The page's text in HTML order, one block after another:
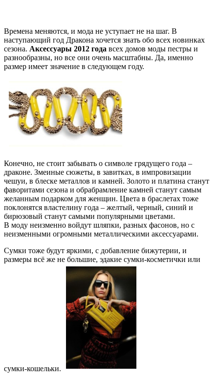
Времена меняются, и мода не уступает не на шаг. В
наступающий год Дракона хочется знать обо всех новинках
сезона. Аксессуары 2012 года всех домов моды пестры и
разнообразны, но все они очень масштабны. Да, именно
размер имеет значение в следующем году.
Конечно, не стоит забывать о символе грядущего года –
драконе. Змеиные сюжеты, в завитках, в импровизации
чешуи, в блеске металлов и камней. Золото и платина станут
фаворитами сезона и обрабрамление камней станут самым
желанным подарком для женщин. Цвета в браслетах тоже
поклонятся властелину года – желтый, черный, синий и
бирюзовый станут самыми популярными цветами.
В моду неизменно войдут шляпки, разных фасонов, но с
неизменными огромными металлическими аксессуарами.
Сумки тоже будут яркими, с добавление бижутерии, и
размеры всё же не большие, эдакие сумки-косметички или
сумки-кошельки.